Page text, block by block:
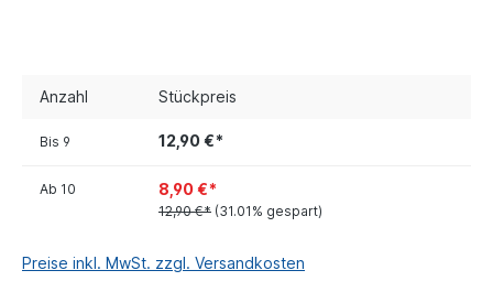
Anzahl Stückpreis
Bis 9 12,90 €*
Ab 10 8,90 €*
12,90 €* (31.01% gespart)
Preise inkl. MwSt. zzgl. Versandkosten